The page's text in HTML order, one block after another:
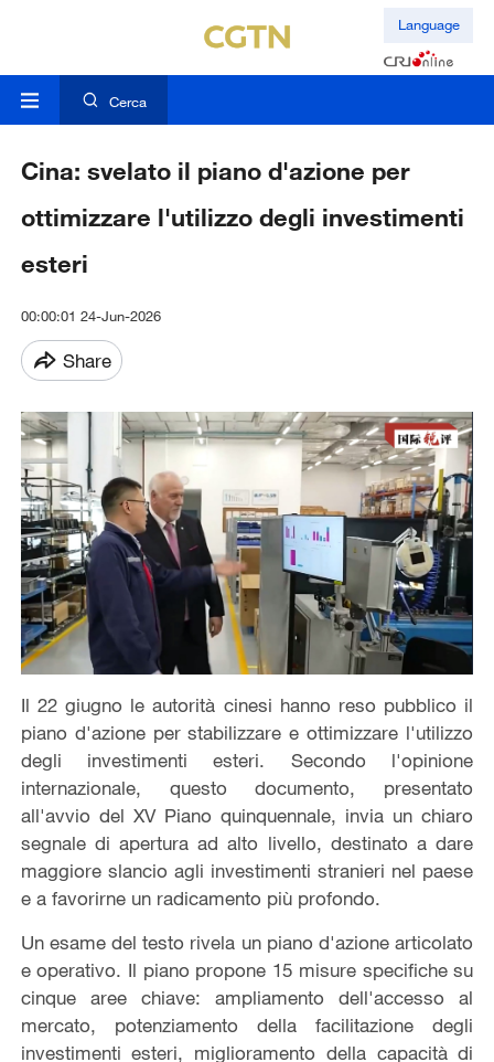
Language
Cerca
Cina: svelato il piano d'azione per
ottimizzare l'utilizzo degli investimenti
esteri
00:00:01 24-Jun-2026
Share
Il 22 giugno le autorità cinesi hanno reso pubblico il
piano d'azione per stabilizzare e ottimizzare l'utilizzo
degli investimenti esteri. Secondo l'opinione
internazionale, questo documento, presentato
all'avvio del XV Piano quinquennale, invia un chiaro
segnale di apertura ad alto livello, destinato a dare
maggiore slancio agli investimenti stranieri nel paese
e a favorirne un radicamento più profondo.
Un esame del testo rivela un piano d'azione articolato
e operativo. Il piano propone 15 misure specifiche su
cinque aree chiave: ampliamento dell'accesso al
mercato, potenziamento della facilitazione degli
investimenti esteri, miglioramento della capacità di